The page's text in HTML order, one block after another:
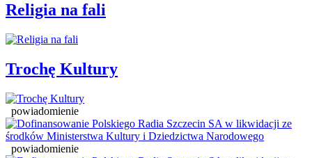
Religia na fali
Trochę Kultury
powiadomienie
powiadomienie